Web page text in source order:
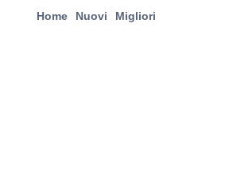
Home Nuovi Migliori